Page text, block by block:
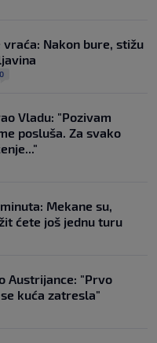
vraća: Nakon bure, stižu
0
Vladu: "Pozivam
posluša. Za svako
Mekane su,
ćete još jednu turu
Austrijance: "Prvo
kuća zatresla"